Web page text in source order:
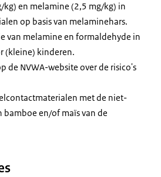
en melamine (2,5 mg/kg) in
op basis van melaminehars.
van melamine en formaldehyde in
(kleine) kinderen.
de NVWA-website over de risico's
met de niet-
en/of maïs van de